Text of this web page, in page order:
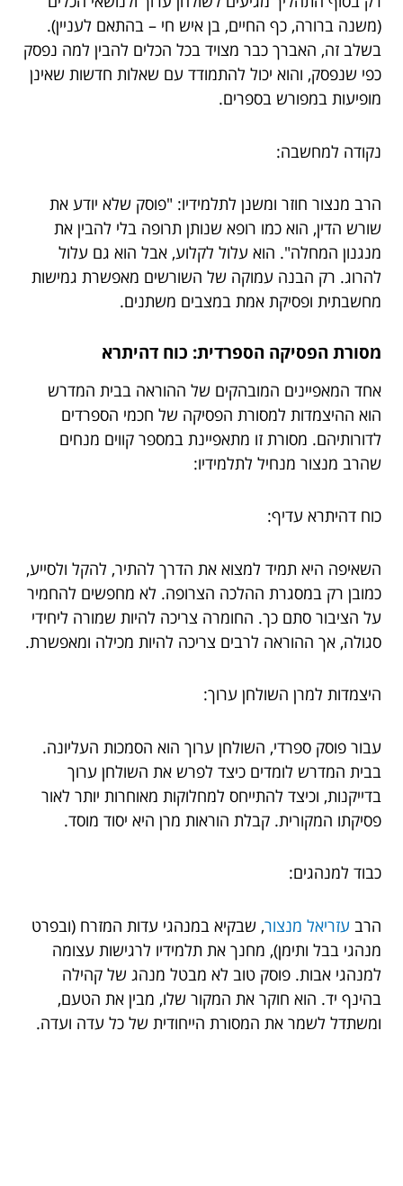
(משנה ברורה, כף החיים, בן איש חי – בהתאם לעניין).
בשלב זה, האברך כבר מצויד בכל הכלים להבין למה נפסק
כפי שנפסק, והוא יכול להתמודד עם שאלות חדשות שאינן
מופיעות במפורש בספרים.
נקודה למחשבה:
הרב מנצור חוזר ומשנן לתלמידיו: "פוסק שלא יודע את
שורש הדין, הוא כמו רופא שנותן תרופה בלי להבין את
מנגנון המחלה". הוא עלול לקלוע, אבל הוא גם עלול
להרוג. רק הבנה עמוקה של השורשים מאפשרת גמישות
מחשבתית ופסיקת אמת במצבים משתנים.
מסורת הפסיקה הספרדית: כוח דהיתרא
אחד המאפיינים המובהקים של ההוראה בבית המדרש
הוא ההיצמדות למסורת הפסיקה של חכמי הספרדים
לדורותיהם. מסורת זו מתאפיינת במספר קווים מנחים
שהרב מנצור מנחיל לתלמידיו:
כוח דהיתרא עדיף:
השאיפה היא תמיד למצוא את הדרך להתיר, להקל ולסייע,
כמובן רק במסגרת ההלכה הצרופה. לא מחפשים להחמיר
על הציבור סתם כך. החומרה צריכה להיות שמורה ליחידי
סגולה, אך ההוראה לרבים צריכה להיות מכילה ומאפשרת.
היצמדות למרן השולחן ערוך:
עבור פוסק ספרדי, השולחן ערוך הוא הסמכות העליונה.
בבית המדרש לומדים כיצד לפרש את השולחן ערוך
בדייקנות, וכיצד להתייחס למחלוקות מאוחרות יותר לאור
פסיקתו המקורית. קבלת הוראות מרן היא יסוד מוסד.
כבוד למנהגים:
הרב עזריאל מנצור, שבקיא במנהגי עדות המזרח (ובפרט
מנהגי בבל ותימן), מחנך את תלמידיו לרגישות עצומה
למנהגי אבות. פוסק טוב לא מבטל מנהג של קהילה
בהינף יד. הוא חוקר את המקור שלו, מבין את הטעם,
ומשתדל לשמר את המסורת הייחודית של כל עדה ועדה.